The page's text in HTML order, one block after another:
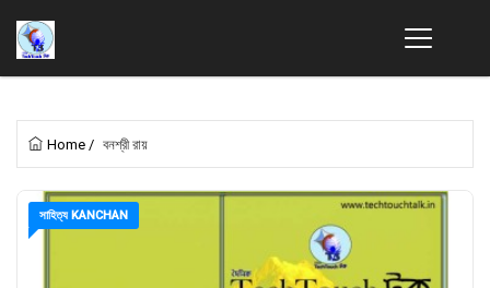
Home / বনশ্রী রায়
সাহিত্য KANCHAN